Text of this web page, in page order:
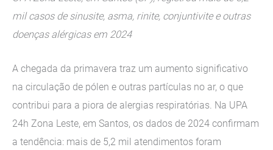
mil casos de sinusite, asma, rinite, conjuntivite e outras
doenças alérgicas em 2024
A chegada da primavera traz um aumento significativo
na circulação de pólen e outras partículas no ar, o que
contribui para a piora de alergias respiratórias. Na UPA
24h Zona Leste, em Santos, os dados de 2024 confirmam
a tendência: mais de 5,2 mil atendimentos foram